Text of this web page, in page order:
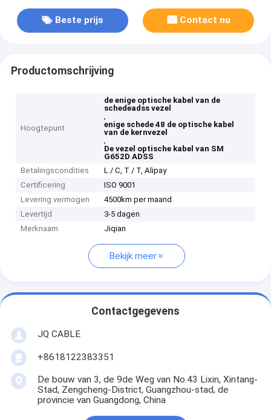
Beste prijs Contact nu
Productomschrijving
Hoogtepunt
de enige optische kabel van de
schedeadss vezel
,
enige schede 48 de optische kabel
van de kernvezel
,
De vezel optische kabel van SM
G652D ADSS
Betalingscondities
L / C, T / T, Alipay
Certificering
ISO 9001
Levering vermogen
4500km per maand
Levertijd
3-5 dagen
Merknaam
Jiqian
Bekijk meer
Contactgegevens
JQ CABLE
+8618122383351
De bouw van 3, de 9de Weg van No.43 Lixin, Xintang-
Stad, Zengcheng-District, Guangzhou-stad, de
provincie van Guangdong, China